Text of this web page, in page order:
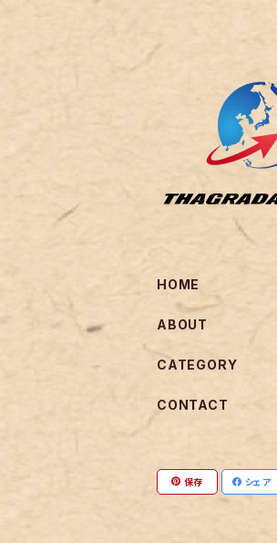
HOME
ABOUT
CATEGORY
CONTACT
保存 シェア